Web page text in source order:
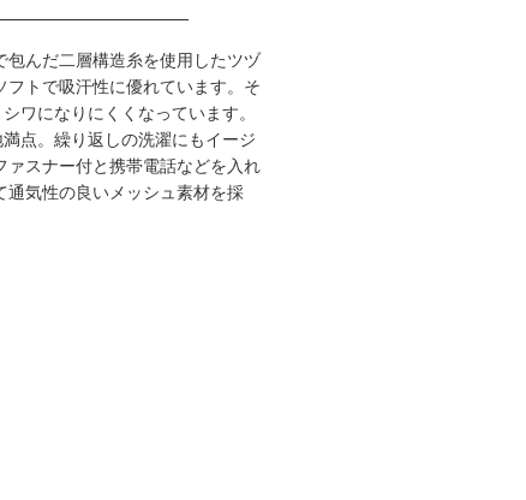
んだ二層構造糸を使用したツヅ
トで吸汗性に優れています。そ
ワになりにくくなっています。
点。繰り返しの洗濯にもイージ
スナー付と携帯電話などを入れ
通気性の良いメッシュ素材を採